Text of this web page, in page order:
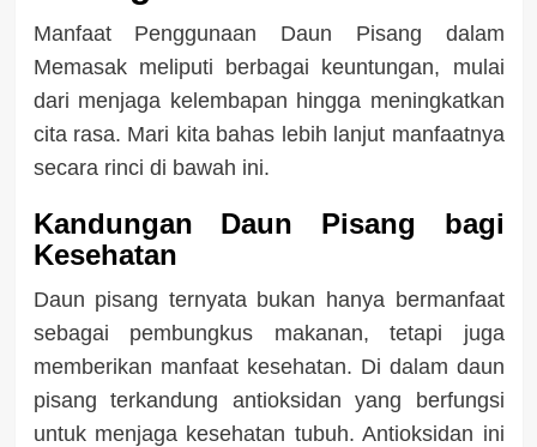
Manfaat Penggunaan Daun Pisang dalam
Memasak meliputi berbagai keuntungan, mulai
dari menjaga kelembapan hingga meningkatkan
cita rasa. Mari kita bahas lebih lanjut manfaatnya
secara rinci di bawah ini.
Kandungan Daun Pisang bagi
Kesehatan
Daun pisang ternyata bukan hanya bermanfaat
sebagai pembungkus makanan, tetapi juga
memberikan manfaat kesehatan. Di dalam daun
pisang terkandung antioksidan yang berfungsi
untuk menjaga kesehatan tubuh. Antioksidan ini